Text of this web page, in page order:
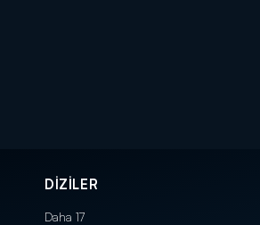
DİZİLER
Daha 17